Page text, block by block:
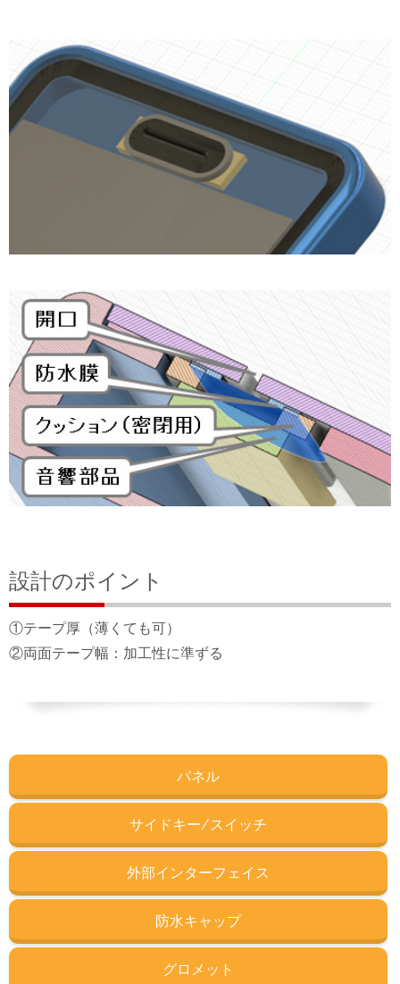
設計のポイント
①テープ厚（薄くても可）
②両面テープ幅：加工性に準ずる
パネル
サイドキー/スイッチ
外部インターフェイス
防水キャップ
グロメット